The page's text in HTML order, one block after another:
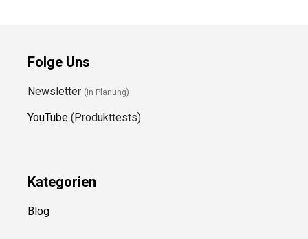
Folge Uns
Newsletter (in Planung)
YouTube (Produkttests)
Kategorien
Blog